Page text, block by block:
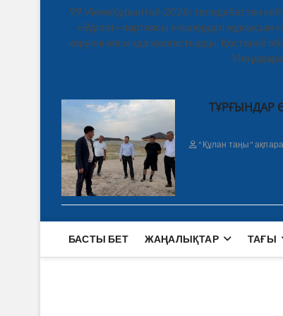
99 ViewsҚұрылтай-2026: теледебаттан
«Әділет» партиясы өңірлердегі жұмысын
керуені аясында жалғастырды. Қостанай
ТҰРҒЫНДАР
"Құлан таңы"
БАСТЫ БЕТ ЖАҢАЛЫҚТАР ТАҒЫ